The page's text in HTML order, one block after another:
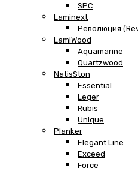
SPC
Laminext
Революция
LamiWood
Aquamarine
Quartzwood
NatisSton
Essential
Leger
Rubis
Unique
Planker
Elegant Line
Exceed
Force